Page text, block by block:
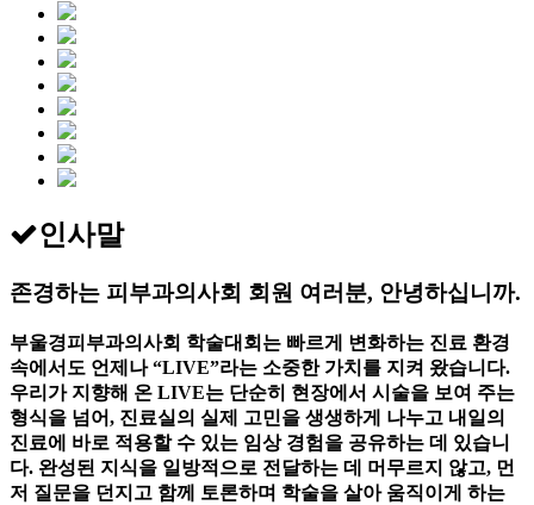
인사말
존경하는 피부과의사회 회원 여러분, 안녕하십니까.
부울경피부과의사회 학술대회는 빠르게 변화하는 진료 환경
속에서도 언제나 “LIVE”라는 소중한 가치를 지켜 왔습니다.
우리가 지향해 온 LIVE는 단순히 현장에서 시술을 보여 주는
형식을 넘어, 진료실의 실제 고민을 생생하게 나누고 내일의
진료에 바로 적용할 수 있는 임상 경험을 공유하는 데 있습니
다. 완성된 지식을 일방적으로 전달하는 데 머무르지 않고, 먼
저 질문을 던지고 함께 토론하며 학술을 살아 움직이게 하는